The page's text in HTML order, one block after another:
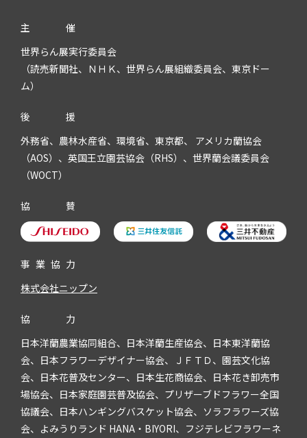
主
催
世界らん展実行委員会
（読売新聞社、ＮＨＫ、世界らん展組織委員会、東京ドー
ム）
後
援
外務省、農林水産省、環境省、東京都、 アメリカ蘭協会
（AOS）、英国王立園芸協会（RHS）、世界蘭会議委員会
（WOCT）
協 賛
事 業 協 力
株式会社ニップン
協
力
日本洋蘭農業協同組合、日本洋蘭生産協会、日本東洋蘭協
会、日本フラワーデザイナー協会、ＪＦＴＤ、園芸文化協
会、日本花普及センター、日本生花商協会、日本花き卸売市
場協会、日本家庭園芸普及協会、プリザーブドフラワー全国
協議会、日本ハンギングバスケット協会、ソラフラワーズ協
会、よみうりランド HANA・BIYORI、フジテレビフラワーネ